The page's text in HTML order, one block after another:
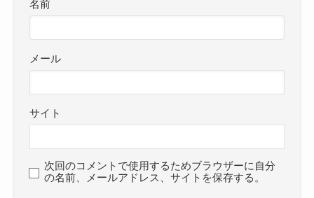
名前
メール
サイト
次回のコメントで使用するためブラウザーに自分
の名前、メールアドレス、サイトを保存する。